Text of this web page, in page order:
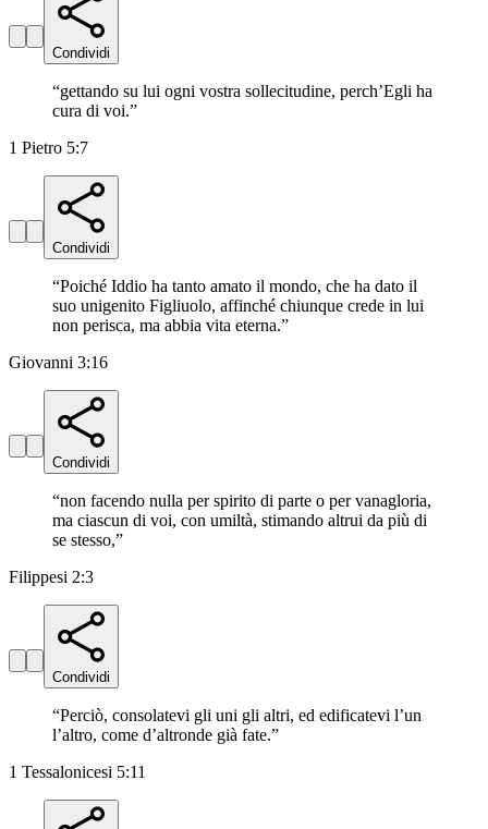
Condividi
“gettando su lui ogni vostra sollecitudine, perch’Egli ha
cura di voi.”
1 Pietro 5:7
Condividi
“Poiché Iddio ha tanto amato il mondo, che ha dato il
suo unigenito Figliuolo, affinché chiunque crede in lui
non perisca, ma abbia vita eterna.”
Giovanni 3:16
Condividi
“non facendo nulla per spirito di parte o per vanagloria,
ma ciascun di voi, con umiltà, stimando altrui da più di
se stesso,”
Filippesi 2:3
Condividi
“Perciò, consolatevi gli uni gli altri, ed edificatevi l’un
l’altro, come d’altronde già fate.”
1 Tessalonicesi 5:11